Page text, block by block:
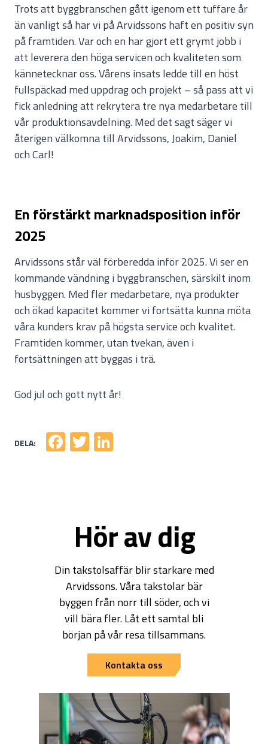
Fa
ce
T
wi
Trots att byggbranschen gått igenom ett tuffare år
än vanligt så har vi på Arvidssons haft en positiv syn
på framtiden. Var och en har gjort ett grymt jobb i
att leverera den höga servicen och kvaliteten som
kännetecknar oss. Vårens insats ledde till en höst
fullspäckad med uppdrag och projekt – så pass att vi
fick anledning att rekrytera tre nya medarbetare till
vår produktionsavdelning. Med det sagt säger vi
återigen välkomna till Arvidssons, Joakim, Daniel
och Carl!
En förstärkt marknadsposition inför
2025
Arvidssons står väl förberedda inför 2025. Vi ser en
kommande vändning i byggbranschen, särskilt inom
husbyggen. Med fler medarbetare, nya produkter
och ökad kapacitet kommer vi fortsätta kunna möta
våra kunders krav på högsta service och kvalitet.
Framtiden kommer, utan tvekan, även i
fortsättningen att byggas i trä.
God jul och gott nytt år!
Hör av dig
Din takstolsaffär blir starkare med
Arvidssons. Våra takstolar bär
byggen från norr till söder, och vi
vill bära fler. Låt ett samtal bli
början på vår resa tillsammans.
Kontakta oss